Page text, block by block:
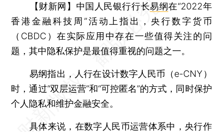
【财新网】 中国人民银行行长易纲在“2022年
香港金融科技周”活动上指出，央行数字货币
（CBDC）在实际应用中存在一些值得关注的问
题，其中隐私保护是最值得重视的问题之一。
易纲指出，人行在设计数字人民币（e-CNY）
时，通过“双层运营”和“可控匿名”的方式，同时保护
个人隐私和维护金融安全。
具体来说，在数字人民币运营体系中，央行作